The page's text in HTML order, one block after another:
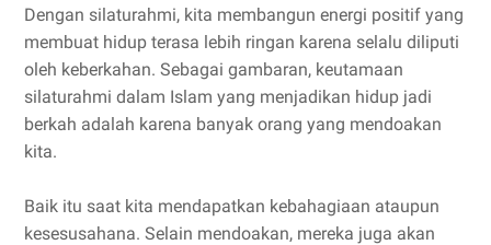
Dengan silaturahmi, kita membangun energi positif yang
membuat hidup terasa lebih ringan karena selalu diliputi
oleh keberkahan. Sebagai gambaran, keutamaan
silaturahmi dalam Islam yang menjadikan hidup jadi
berkah adalah karena banyak orang yang mendoakan
kita.
Baik itu saat kita mendapatkan kebahagiaan ataupun
kesesusahana. Selain mendoakan, mereka juga akan